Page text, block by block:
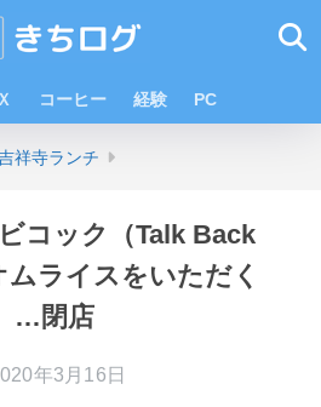
コーヒー 経験 PC
祥寺ランチ
コック（Talk Back
ライスをいただく
…閉店
年3月16日